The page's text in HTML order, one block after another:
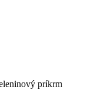
príkrm